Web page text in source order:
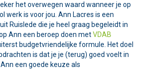
het overwegen waard wanneer je op
werk is voor jou. Ann Lacres is een
Ruislede die je heel graag begeleidt in
Ann een beroep doen metVDAB
budgetvriendelijke formule. Het doel
is dat je je (terug) goed voelt in
een goede keuze als